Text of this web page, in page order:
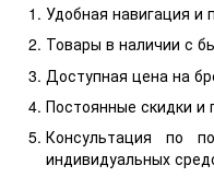
Удобная навигация и
Товары в наличии с
Доступная цена на
Постоянные скидки и
Консультация по
индивидуальных